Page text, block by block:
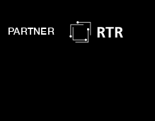
PARTNER